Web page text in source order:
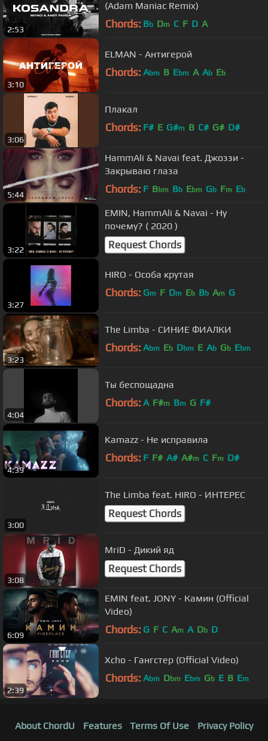
2:53
(Adam Maniac Remix)
Chords: Bb Dm C F D A
3:10
ELMAN - Антигерой
Chords: Abm B Ebm A Ab Eb
3:06
Плакал
Chords: F# E G#m B C# G# D#
5:44
HammAli & Navai feat. Джоззи -
Закрываю глаза
Chords: F Bbm Bb Ebm Gb Fm Eb
3:22
EMIN, HammAli & Navai - Ну
почему? ( 2020 )
Request Chords
3:27
HIRO - Особа крутая
Chords: Gm F Dm Eb Bb Am G
3:23
The Limba - СИНИЕ ФИАЛКИ
Chords: Abm Eb Dbm E Ab Gb Ebm
4:04
Ты беспощадна
Chords: A F#m Bm G F#
4:39
Kamazz - Не исправила
Chords: F F# A# A#m C Fm D#
3:00
The Limba feat. HIRO - ИНТЕРЕС
Request Chords
3:08
MriD - Дикий яд
Request Chords
6:09
EMIN feat. JONY - Камин (Official
Video)
Chords: G F C Am A Db D
2:39
Xcho - Гангстер (Official Video)
Chords: Abm Dbm Ebm Gb E B Em
About ChordU Features Terms Of Use Privacy Policy